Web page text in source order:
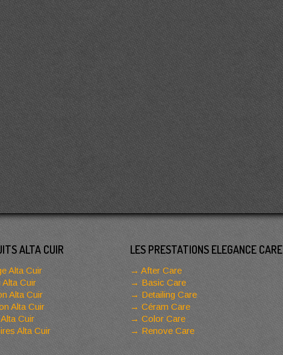
ALTA CUIR
Alta Cuir
Alta Cuir
Alta Cuir
Alta Cuir
Cuir
Alta Cuir
LES PRESTATIONS ELEGANCE CARE
After Care
Basic Care
Detailing Care
Céram Care
Color Care
Renove Care